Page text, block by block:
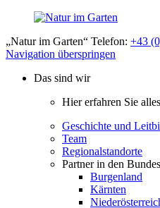
„Natur im Garten“ Telefon: +43
Navigation überspringen
Das sind wir
Hier erfahren Sie
Geschichte und
Team
Regionalstandorte
Partner in den
Burgenland
Kärnten